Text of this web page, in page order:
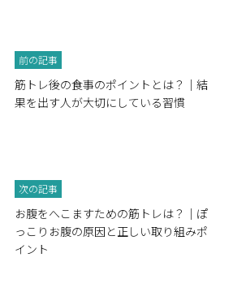
前の記事
筋トレ後の食事のポイントとは？｜結
果を出す人が大切にしている習慣
次の記事
お腹をへこますための筋トレは？｜ぽ
っこりお腹の原因と正しい取り組みポ
イント